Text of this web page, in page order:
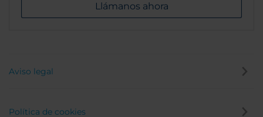
Llámanos ahora
Aviso legal
Política de cookies